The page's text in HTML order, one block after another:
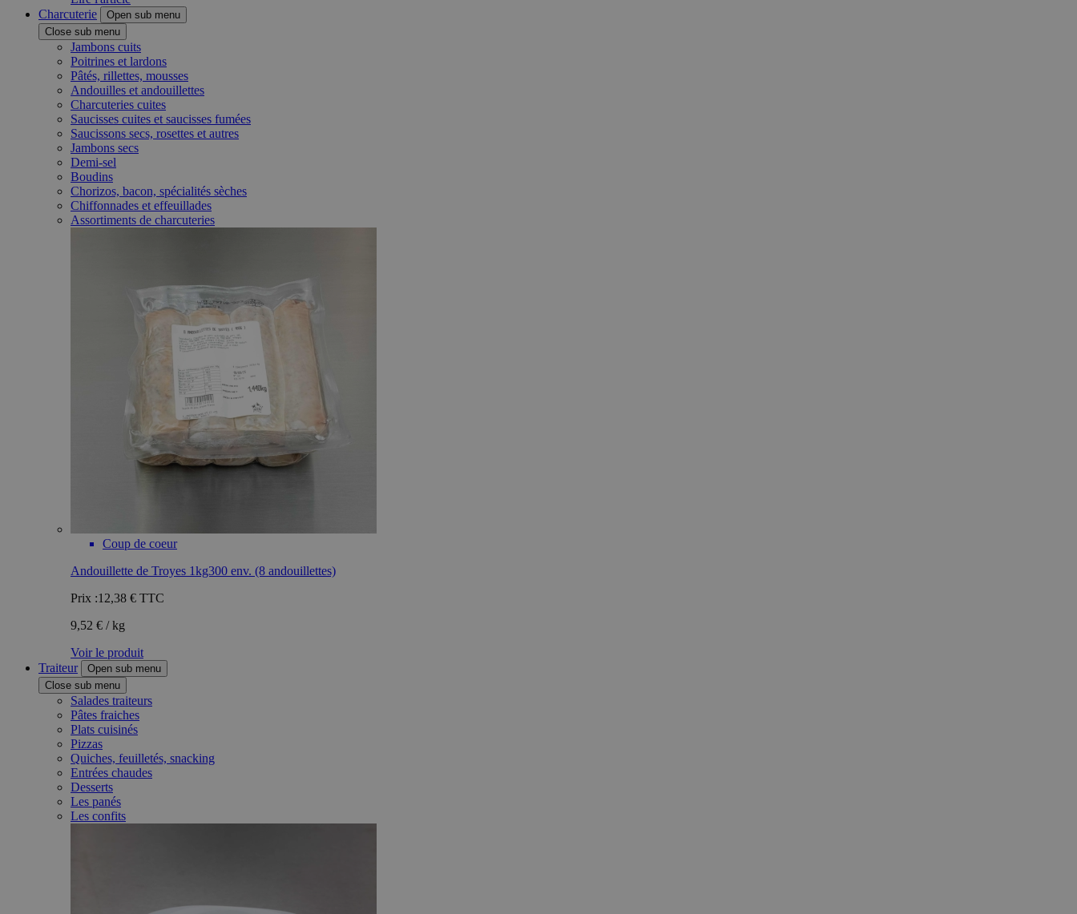
Charcuterie
Open sub menu
Close sub menu
Jambons cuits
Poitrines et lardons
Pâtés, rillettes, mousses
Andouilles et andouillettes
Charcuteries cuites
Saucisses cuites et saucisses fumées
Saucissons secs, rosettes et autres
Jambons secs
Demi-sel
Boudins
Chorizos, bacon, spécialités sèches
Chiffonnades et effeuillades
Assortiments de charcuteries
Coup de coeur
Andouillette de Troyes 1kg300 env. (8 andouillettes)
Prix :12,38 € TTC
9,52 € / kg
Voir le produit
Traiteur
Open sub menu
Close sub menu
Salades traiteurs
Pâtes fraiches
Plats cuisinés
Pizzas
Quiches, feuilletés, snacking
Entrées chaudes
Desserts
Les panés
Les confits